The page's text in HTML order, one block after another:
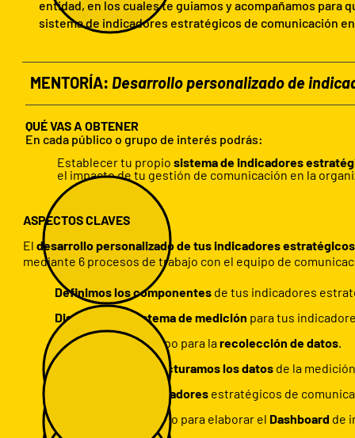
entidad, en los cuales te guiamos y acompañamos
sistema de indicadores estratégicos de comunicación
MENTORÍA: Desarrollo personalizado de
QUÉ VAS A OBTENER
En cada público o grupo de interés podrás:
Establecer tu propio sistema deindicadores
el impacto de tu gestión de comunicación en la
ASPECTOS CLAVES
El desarrollo personalizado de tus indicadores
mediante 6 procesos de trabajo con el equipo de
Definimos los componentes de tus indicadores
Diseñamos
elsistema de medición para tus
Apoyamos
a tu equipo para larecolección de datos.
Procesamos y estructuramos los datos de la
Generamos tus indicadores estratégicos de
equipo para elaborar el Dashboard de